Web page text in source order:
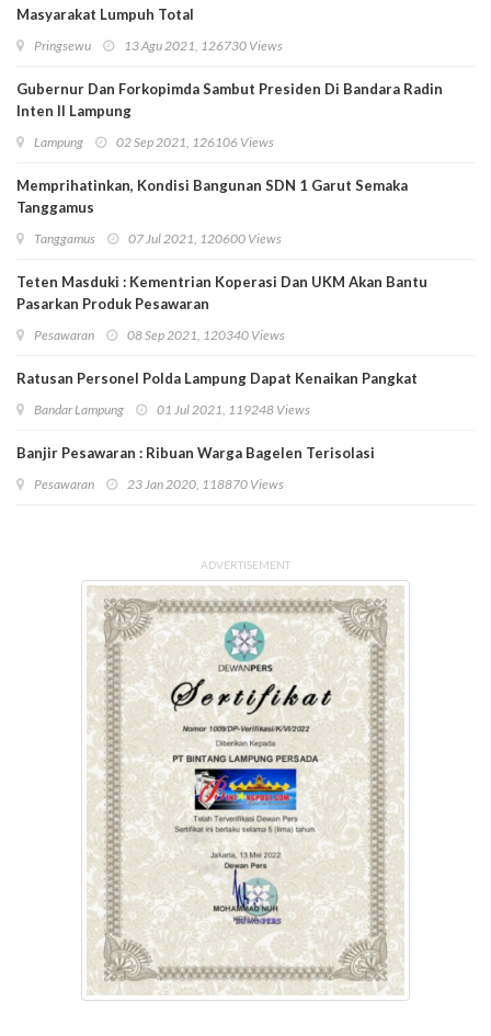
Masyarakat Lumpuh Total
Pringsewu 13 Agu 2021, 126730 Views
Gubernur Dan Forkopimda Sambut Presiden Di Bandara Radin
Inten II Lampung
Lampung 02 Sep 2021, 126106 Views
Memprihatinkan, Kondisi Bangunan SDN 1 Garut Semaka
Tanggamus
Tanggamus 07 Jul 2021, 120600 Views
Teten Masduki : Kementrian Koperasi Dan UKM Akan Bantu
Pasarkan Produk Pesawaran
Pesawaran 08 Sep 2021, 120340 Views
Ratusan Personel Polda Lampung Dapat Kenaikan Pangkat
Bandar Lampung 01 Jul 2021, 119248 Views
Banjir Pesawaran : Ribuan Warga Bagelen Terisolasi
Pesawaran 23 Jan 2020, 118870 Views
ADVERTISEMENT